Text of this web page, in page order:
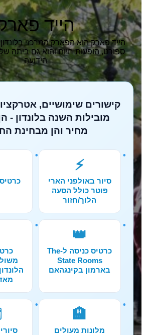
הייד
הייד פארק הוא הפארק המרכזי
ספורט, הופעות חיות והוא גם ביתה
הידועה
קישורים שימושיים,
מובילות השנה בלונדון -
מחיר והן מבחינת
⚡
סיור באולפני הארי
פוטר כולל הסעה
הלוך/חזור
👑
כרטיס כניסה ל-The
State Rooms
בארמון בקינגהאם
🏨
מלונות מעולים